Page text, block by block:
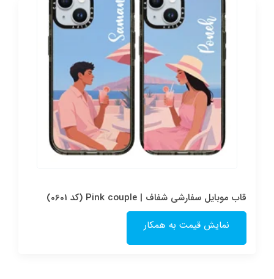
قاب موبایل سفارشی شفاف | Pink couple (کد 0601)
نمایش قیمت به همکار